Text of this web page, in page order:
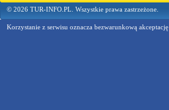
© 2026 TUR-INFO.PL. Wszystkie prawa zastrzeżone.
Korzystanie z serwisu oznacza bezwarunkową akceptację